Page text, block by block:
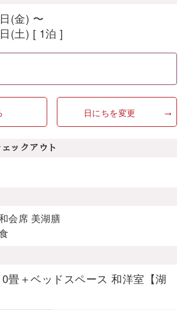
(金) 〜
(土) [ 1泊 ]
日にちを変更
ックアウト
会席 美湖膳
畳＋ベッドスペース 和洋室【湖